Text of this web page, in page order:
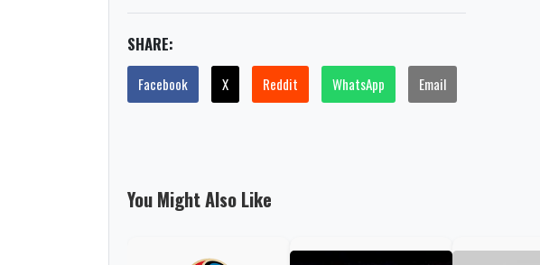
SHARE:
Facebook X Reddit WhatsApp Email
You Might Also Like